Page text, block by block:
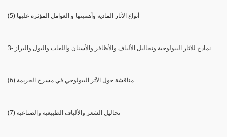
(5) أنواع الآثار المادية وأهميتها و العوامل المؤثرة عليها
3- نماذج للاثار البيولوجية وتحاليل الألياف والأظافر والأسنان واللعاب والبول والبراز
(6) مناقشة حول الآثر البيولوجي في مسرح الجريمة
(7) تحاليل الشعر والألياف الطبيعية والصناعية